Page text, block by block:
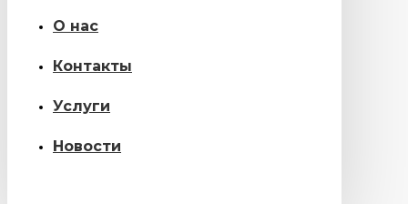
О нас
Контакты
Услуги
Новости